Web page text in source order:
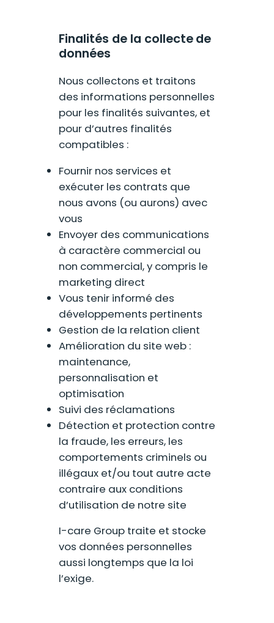
Finalités de la collecte de
données
Nous collectons et traitons
des informations personnelles
pour les finalités suivantes, et
pour d’autres finalités
compatibles :
Fournir nos services et
exécuter les contrats que
nous avons (ou aurons) avec
vous
Envoyer des communications
à caractère commercial ou
non commercial, y compris le
marketing direct
Vous tenir informé des
développements pertinents
Gestion de la relation client
Amélioration du site web :
maintenance,
personnalisation et
optimisation
Suivi des réclamations
Détection et protection contre
la fraude, les erreurs, les
comportements criminels ou
illégaux et/ou tout autre acte
contraire aux conditions
d’utilisation de notre site
I-care Group traite et stocke
vos données personnelles
aussi longtemps que la loi
l’exige.